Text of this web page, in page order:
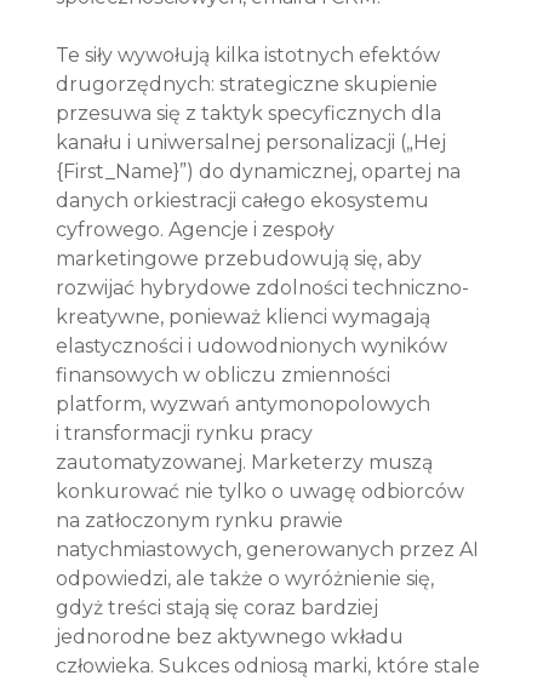
Te siły wywołują kilka istotnych efektów
drugorzędnych: strategiczne skupienie
przesuwa się z taktyk specyficznych dla
kanału i uniwersalnej personalizacji („Hej
{First_Name}”) do dynamicznej, opartej na
danych orkiestracji całego ekosystemu
cyfrowego. Agencje i zespoły
marketingowe przebudowują się, aby
rozwijać hybrydowe zdolności techniczno-
kreatywne, ponieważ klienci wymagają
elastyczności i udowodnionych wyników
finansowych w obliczu zmienności
platform, wyzwań antymonopolowych
i transformacji rynku pracy
zautomatyzowanej. Marketerzy muszą
konkurować nie tylko o uwagę odbiorców
na zatłoczonym rynku prawie
natychmiastowych, generowanych przez AI
odpowiedzi, ale także o wyróżnienie się,
gdyż treści stają się coraz bardziej
jednorodne bez aktywnego wkładu
człowieka. Sukces odniosą marki, które stale